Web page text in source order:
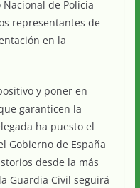
de Policía
representantes de
en la
y poner en
garanticen la
ha puesto el
Gobierno de España
desde la más
Guardia Civil seguirá